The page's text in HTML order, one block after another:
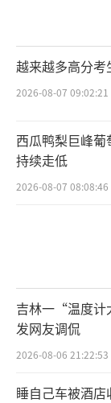
越来越多高分考
2026-08-07 09:02:21
西瓜鸭梨巨峰
持续走低
2026-08-07 08:08:46
吉林一“温度计
发网友调侃
2026-08-06 21:22:53
睡自己车被酒